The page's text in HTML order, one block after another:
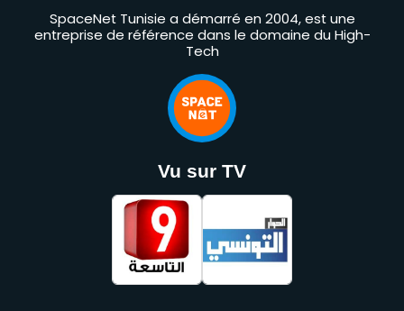
SpaceNet Tunisie a démarré en 2004, est une
entreprise de référence dans le domaine du High-
Tech
Vu sur TV